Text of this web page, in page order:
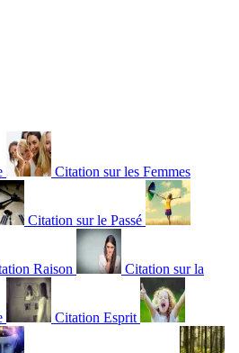
Citation sur les Femmes
Citation sur le Passé
Raison Citation sur la
Citation Esprit